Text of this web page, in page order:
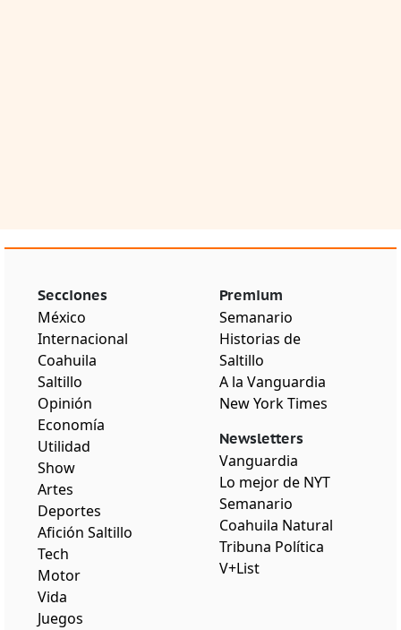
Secciones
México
Internacional
Coahuila
Saltillo
Opinión
Economía
Utilidad
Show
Artes
Deportes
Afición Saltillo
Tech
Motor
Vida
Juegos
Premium
Semanario
Historias de
Saltillo
A la Vanguardia
New York Times
Newsletters
Vanguardia
Lo mejor de NYT
Semanario
Coahuila Natural
Tribuna Política
V+List